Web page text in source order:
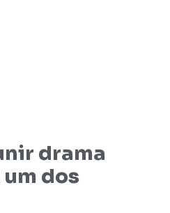
drama
dos